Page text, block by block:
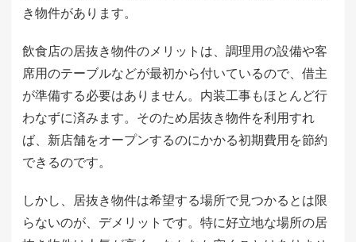
き物件があります。
飲食店の居抜き物件のメリットは、調理用の設備や客
席用のテーブルなどが最初から付いているので、借主
が準備する必要はありません。内装工事もほとんど行
わなずに済みます。そのため居抜き物件を利用すれ
ば、新店舗をオープンするのにかかる初期費用を節約
できるのです。
しかし、居抜き物件は希望する場所で見つかるとは限
らないのが、デメリットです。特に好立地な場所の居